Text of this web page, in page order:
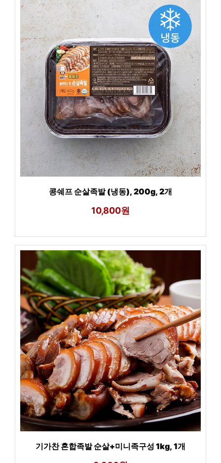
콩쉐프 순살족발 (냉동), 200g, 2개
10,800원
기가찬 혼합족발 순살+미니족구성 1kg, 1개